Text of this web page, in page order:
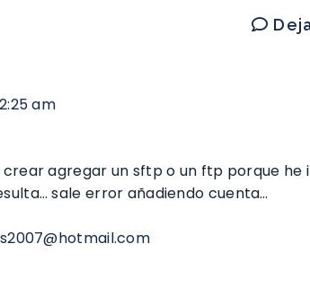
am
agregar un sftp o un ftp porque
sale error añadiendo cuenta…